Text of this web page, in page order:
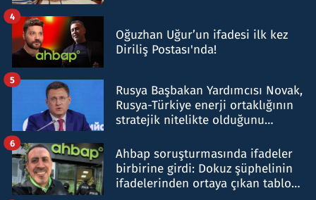
Oğuzhan Uğur’un ifadesi ilk kez
Diriliş Postası'nda!
4
Rusya Başbakan Yardımcısı Novak,
Rusya-Türkiye enerji ortaklığının
stratejik nitelikte olduğunu
5
Ahbap soruşturmasında ifadeler
birbirine girdi: Dokuz şüphelinin
ifadelerinden ortaya çıkan tablo
6